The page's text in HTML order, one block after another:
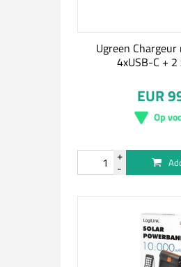
Ugreen
4xUSB-C + 2
EUR
Op